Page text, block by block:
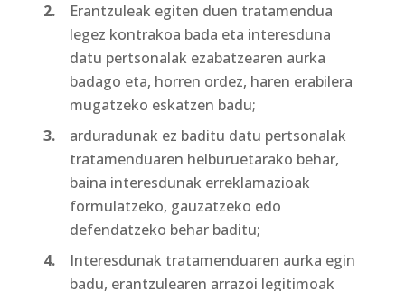
Erantzuleak egiten duen tratamendua
legez kontrakoa bada eta interesduna
datu pertsonalak ezabatzearen aurka
badago eta, horren ordez, haren erabilera
mugatzeko eskatzen badu;
arduradunak ez baditu datu pertsonalak
tratamenduaren helburuetarako behar,
baina interesdunak erreklamazioak
formulatzeko, gauzatzeko edo
defendatzeko behar baditu;
Interesdunak tratamenduaren aurka egin
badu, erantzulearen arrazoi legitimoak